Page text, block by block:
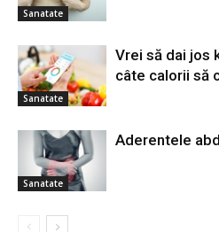
Sanatate
Sanatate
Vrei să dai jos
câte calorii să
Sanatate
Aderentele